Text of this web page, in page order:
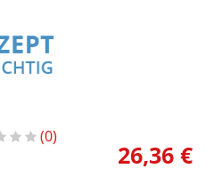
0
26,36 €